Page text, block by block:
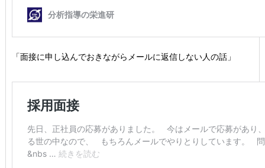
「面接に申し込んでおきながらメールに返信しない人の話」